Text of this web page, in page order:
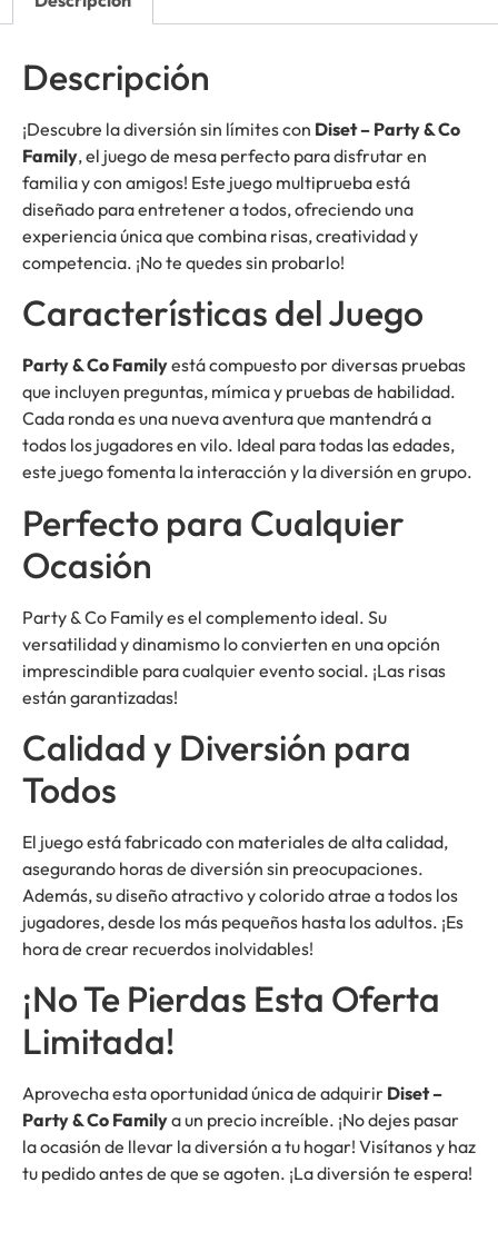
Descripción
¡Descubre la diversión sin límites con Diset – Party & Co
Family, el juego de mesa perfecto para disfrutar en
familia y con amigos! Este juego multiprueba está
diseñado para entretener a todos, ofreciendo una
experiencia única que combina risas, creatividad y
competencia. ¡No te quedes sin probarlo!
Características del Juego
Party & Co Familyestá compuesto por diversas pruebas
que incluyen preguntas, mímica y pruebas de habilidad.
Cada ronda es una nueva aventura que mantendrá a
todos los jugadores en vilo. Ideal para todas las edades,
este juego fomenta la interacción y la diversión en grupo.
Perfecto para Cualquier
Ocasión
Party & Co Family es el complemento ideal. Su
versatilidad y dinamismo lo convierten en una opción
imprescindible para cualquier evento social. ¡Las risas
están garantizadas!
Calidad y Diversión para
Todos
El juego está fabricado con materiales de alta calidad,
asegurando horas de diversión sin preocupaciones.
Además, su diseño atractivo y colorido atrae a todos los
jugadores, desde los más pequeños hasta los adultos. ¡Es
hora de crear recuerdos inolvidables!
¡No Te Pierdas Esta Oferta
Limitada!
Aprovecha esta oportunidad única de adquirir Diset –
Party & Co Familya un precio increíble. ¡No dejes pasar
la ocasión de llevar la diversión a tu hogar! Visítanos y haz
tu pedido antes de que se agoten. ¡La diversión te espera!